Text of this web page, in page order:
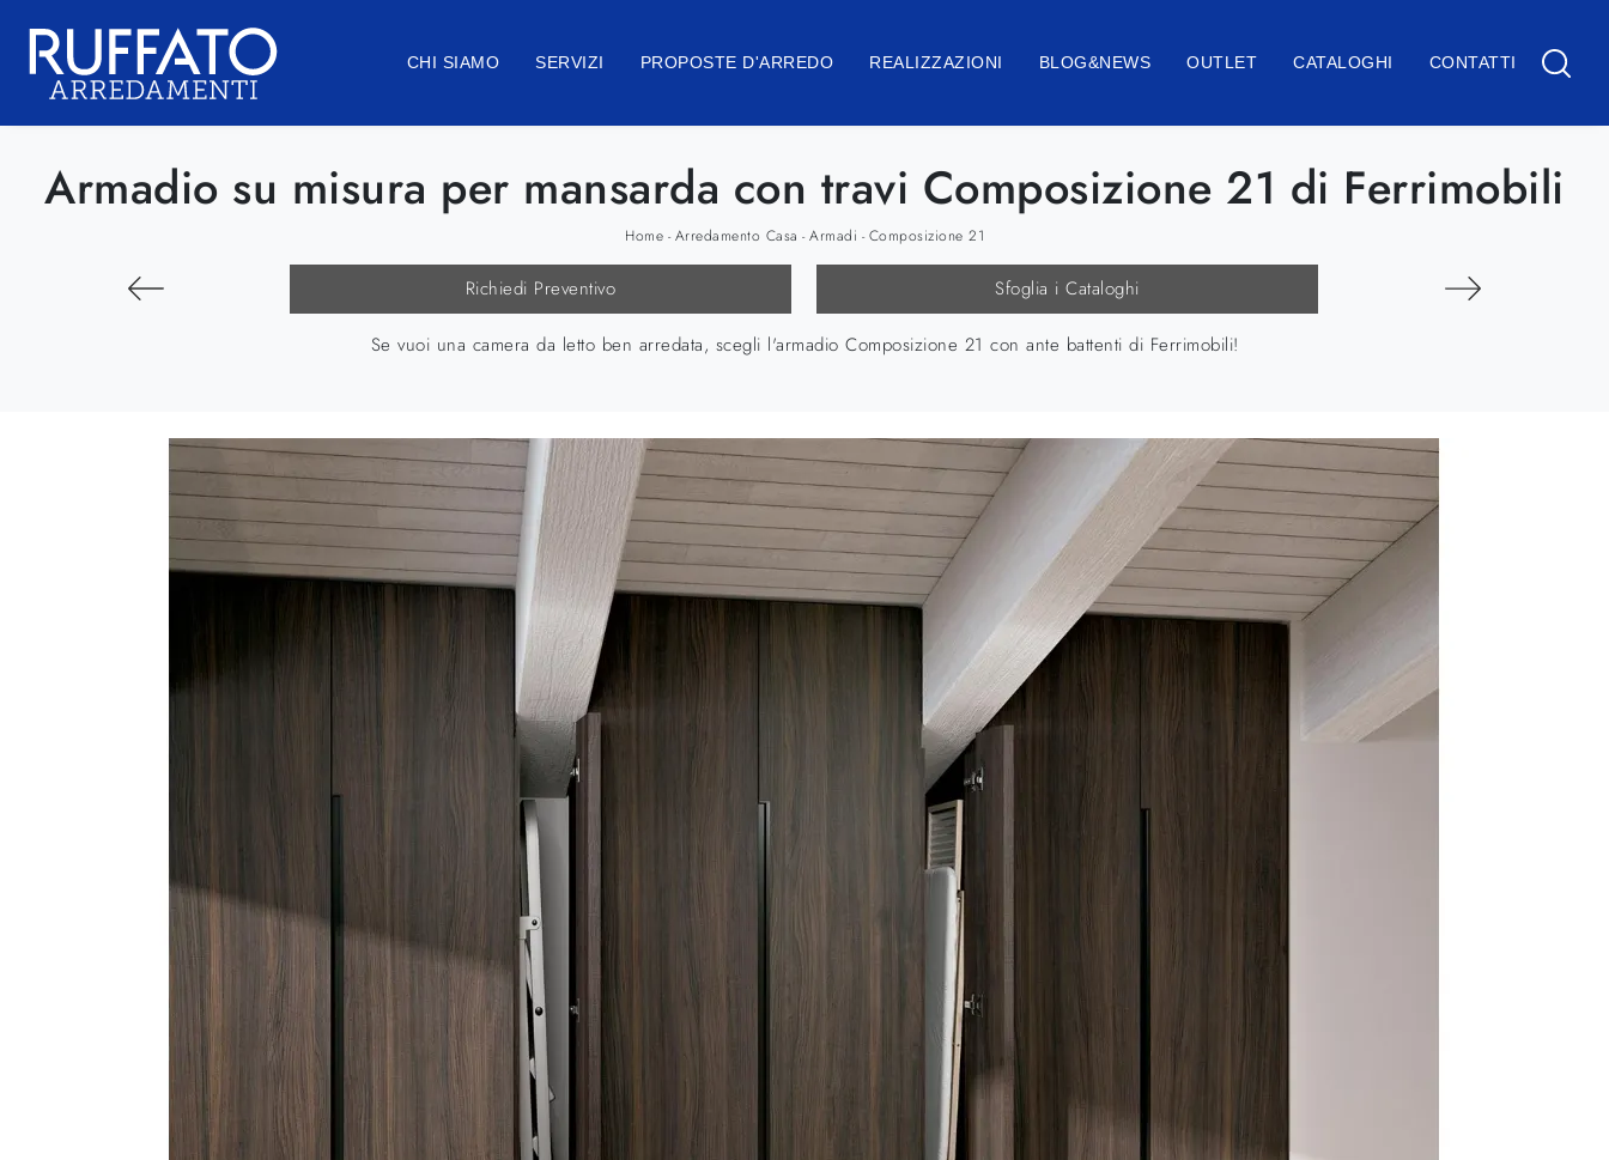
CHI SIAMO SERVIZI PROPOSTE D'ARREDO REALIZZAZIONI BLOG&NEWS OUTLET CATALOGHI CONTATTI
Armadio su misura per mansarda con travi Composizione 21 di Ferrimobili
Home -Arredamento Casa -Armadi -Composizione 21
Richiedi Preventivo Sfoglia i Cataloghi
Se vuoi una camera da letto ben arredata, scegli l'armadio Composizione 21 con ante battenti di Ferrimobili!